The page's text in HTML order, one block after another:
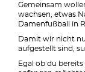
Gemeinsam
wachsen, etwas
Damenfußball in
Damit wir nicht
aufgestellt sind,
Egal ob du